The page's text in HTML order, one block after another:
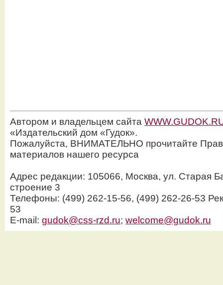
Автором и владельцем сайта
«Издательский дом «Гудок».
Пожалуйста, ВНИМАТЕЛЬНО прочитайте
материалов нашего ресурса
Адрес редакции: 105066, Москва, ул. Старая
строение 3
Телефоны: (499) 262-15-56, (499) 262-26-53
53
E-mail: gudok@css-rzd.ru; welcome@gudok.ru